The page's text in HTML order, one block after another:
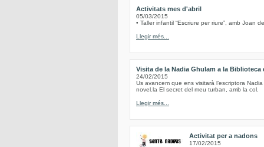
Activitats mes d'abril
05/03/2015
• Taller infantil “Escriure per riure”, amb Joan
Llegir més...
Visita de la Nadia Ghulam a la Biblioteca
24/02/2015
Us avancem que ens visitarà l’escriptora
novel.la El secret del meu turban, amb la col.
Llegir més...
Activitat per a nadons
17/02/2015